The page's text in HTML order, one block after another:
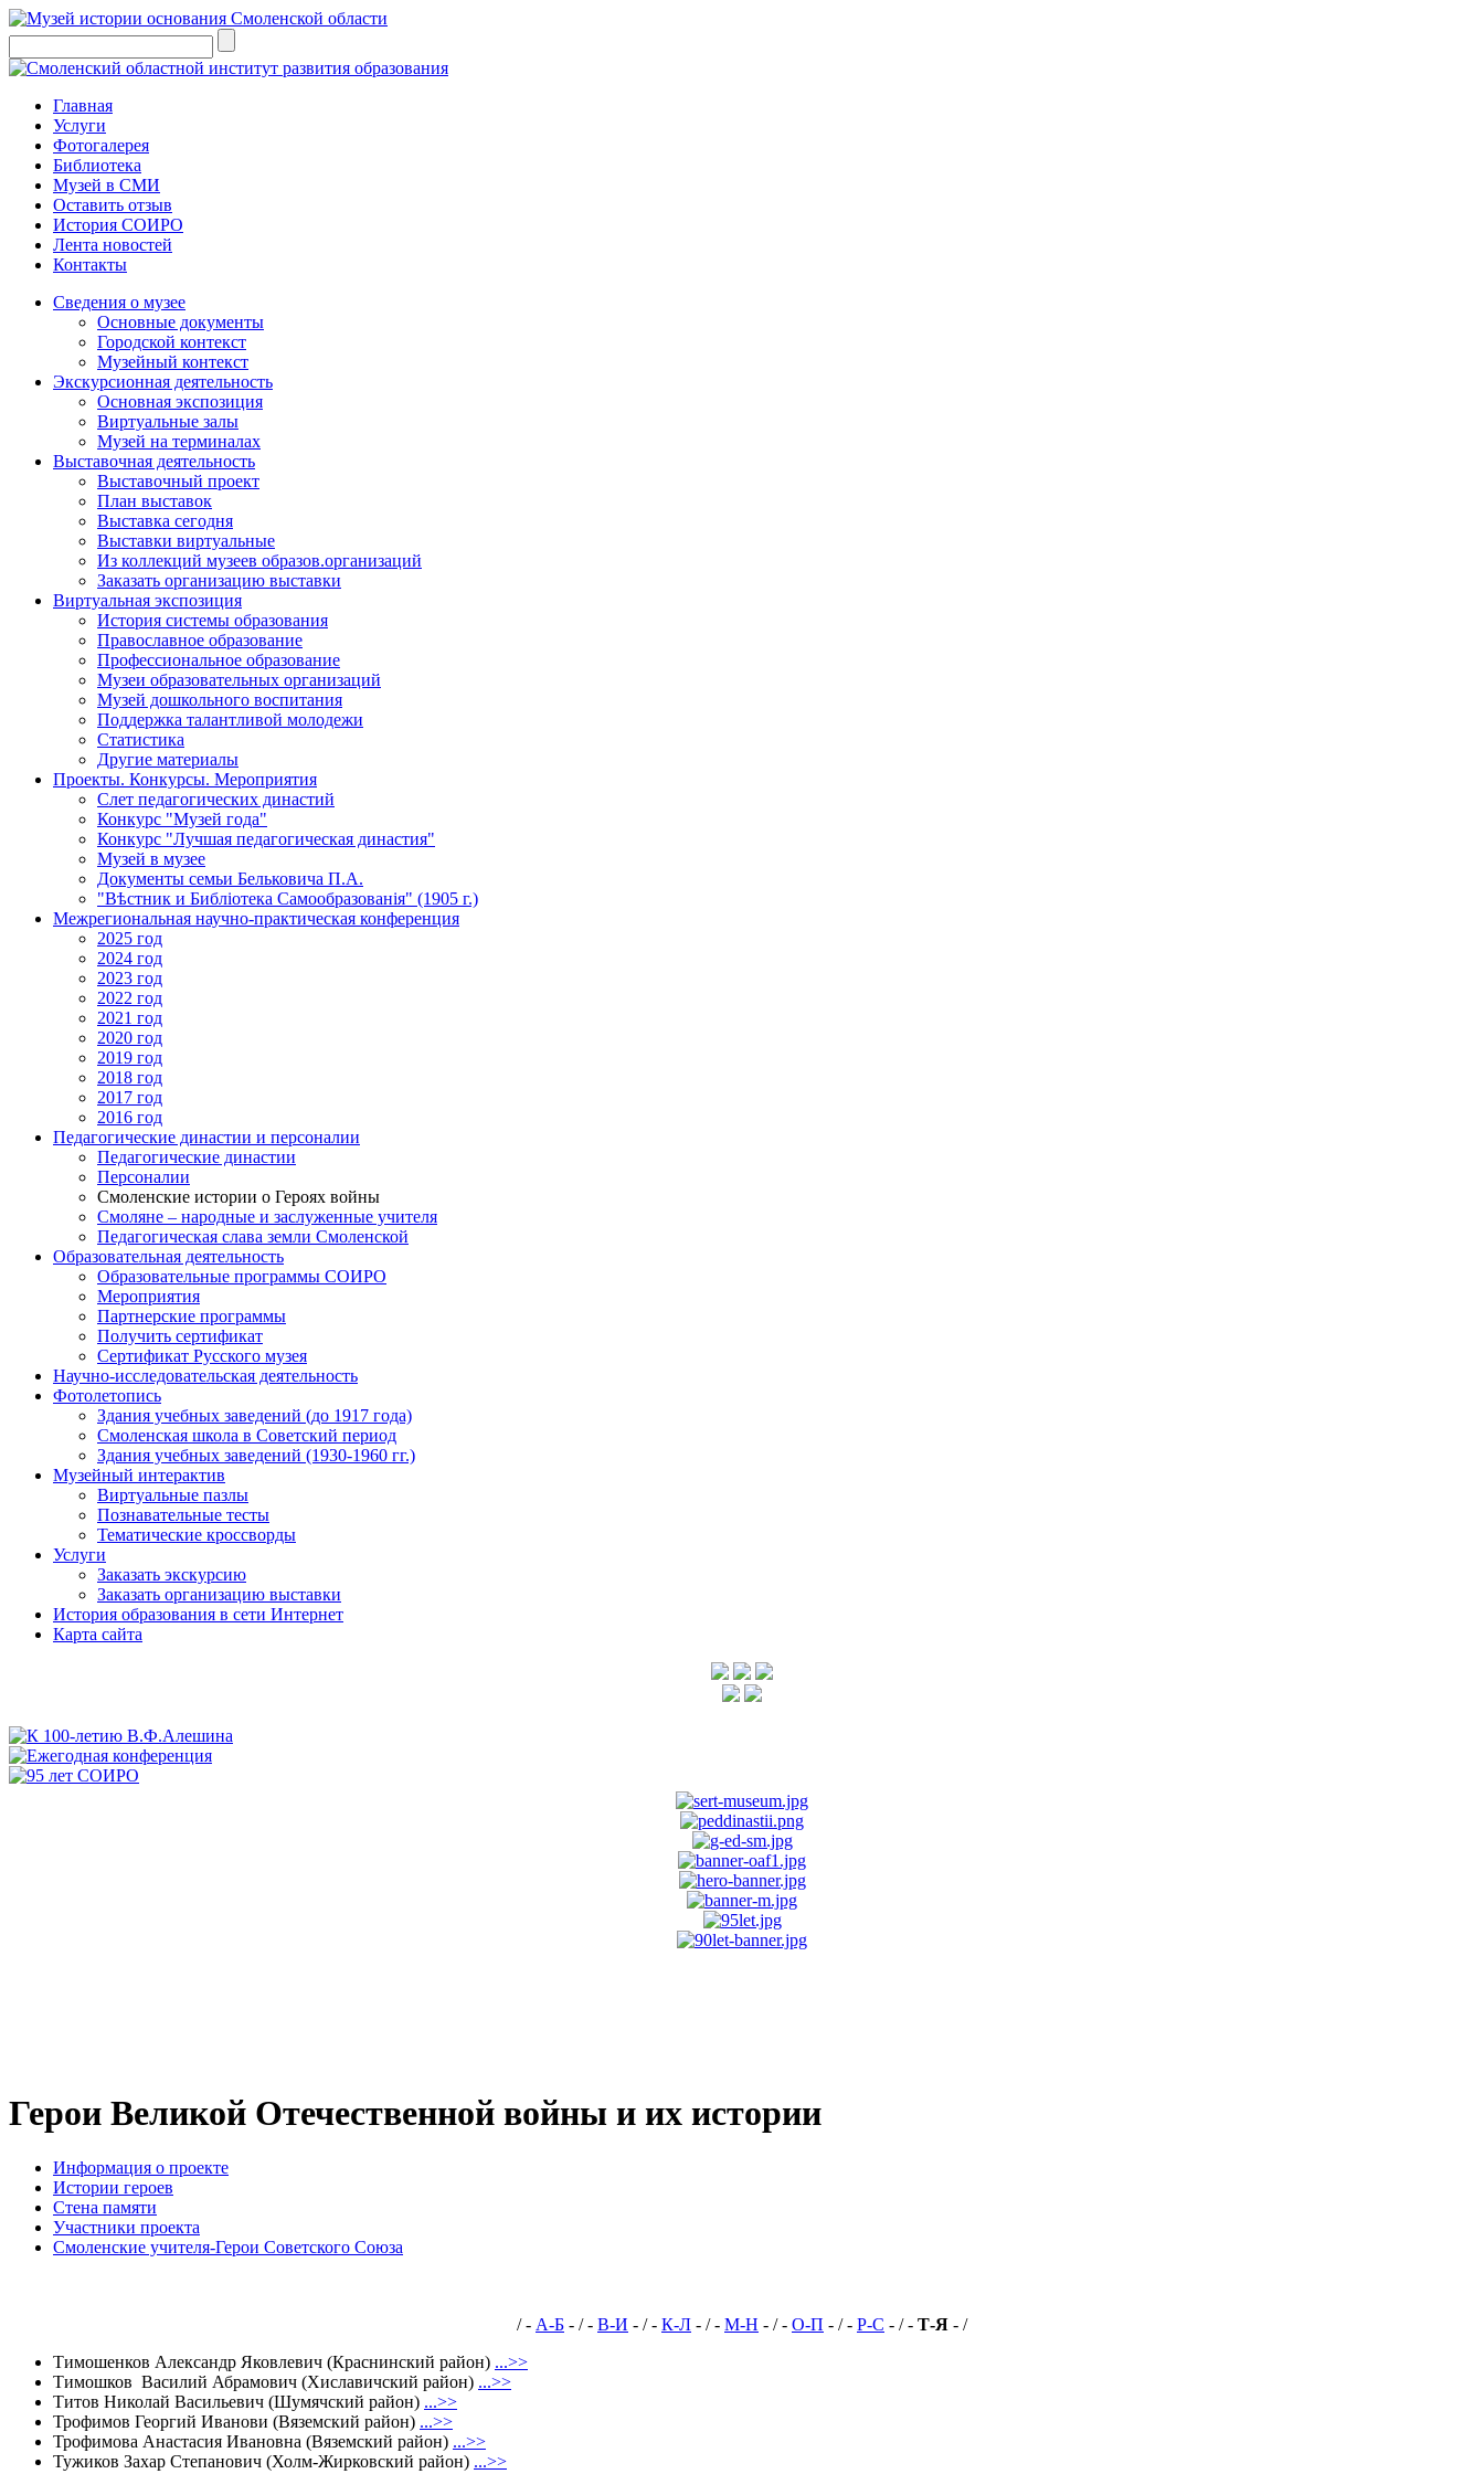
Главная
Услуги
Фотогалерея
Библиотека
Музей в СМИ
Оставить отзыв
История СОИРО
Лента новостей
Контакты
Сведения о музее
Основные документы
Городской контекст
Музейный контекст
Экскурсионная деятельность
Основная экспозиция
Виртуальные залы
Музей на терминалах
Выставочная деятельность
Выставочный проект
План выставок
Выставка сегодня
Выставки виртуальные
Из коллекций музеев образов.организаций
Заказать организацию выставки
Виртуальная экспозиция
История системы образования
Православное образование
Профессиональное образование
Музеи образовательных организаций
Музей дошкольного воспитания
Поддержка талантливой молодежи
Статистика
Другие материалы
Проекты. Конкурсы. Мероприятия
Cлет педагогических династий
Конкурс "Музей года"
Конкурс "Лучшая педагогическая династия"
Музей в музее
Документы семьи Бельковича П.А.
"Вѣстник и Библiотека Самообразованiя" (1905 г.)
Межрегиональная научно-практическая конференция
2025 год
2024 год
2023 год
2022 год
2021 год
2020 год
2019 год
2018 год
2017 год
2016 год
Педагогические династии и персоналии
Педагогические династии
Персоналии
Смоленские истории о Героях войны
Смоляне – народные и заслуженные учителя
Педагогическая слава земли Смоленской
Образовательная деятельность
Образовательные программы СОИРО
Мероприятия
Партнерские программы
Получить сертификат
Сертификат Русского музея
Научно-исследовательская деятельность
Фотолетопись
Здания учебных заведений (до 1917 года)
Смоленская школа в Советский период
Здания учебных заведений (1930-1960 гг.)
Музейный интерактив
Виртуальные пазлы
Познавательные тесты
Тематические кроссворды
Услуги
Заказать экскурсию
Заказать организацию выставки
История образования в сети Интернет
Карта сайта
Герои Великой Отечественной войны и их истории
Информация о проекте
Истории героев
Стена памяти
Участники проекта
Смоленские учителя-Герои Советского Союза
/ - А-Б - / - В-И - / - К-Л - / - М-Н - / - О-П - / - Р-С - / - Т-Я - /
Тимошенков Александр Яковлевич (Краснинский район) ...>>
Тимошков Василий Абрамович (Хиславичский район) ...>>
Титов Николай Васильевич (Шумячский район) ...>>
Трофимов Георгий Иванови (Вяземский район) ...>>
Трофимова Анастасия Ивановна (Вяземский район) ...>>
Тужиков Захар Степанович (Холм-Жирковский район) ...>>